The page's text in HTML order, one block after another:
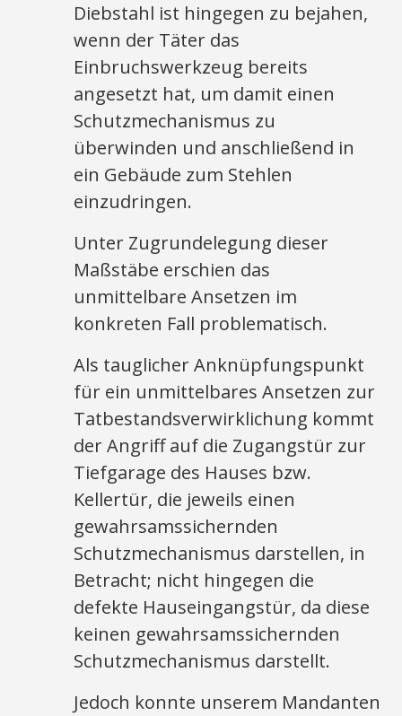
Diebstahl ist hingegen zu bejahen,
wenn der Täter das
Einbruchswerkzeug bereits
angesetzt hat, um damit einen
Schutzmechanismus zu
überwinden und anschließend in
ein Gebäude zum Stehlen
einzudringen.
Unter Zugrundelegung dieser
Maßstäbe erschien das
unmittelbare Ansetzen im
konkreten Fall problematisch.
Als tauglicher Anknüpfungspunkt
für ein unmittelbares Ansetzen zur
Tatbestandsverwirklichung kommt
der Angriff auf die Zugangstür zur
Tiefgarage des Hauses bzw.
Kellertür, die jeweils einen
gewahrsamssichernden
Schutzmechanismus darstellen, in
Betracht; nicht hingegen die
defekte Hauseingangstür, da diese
keinen gewahrsamssichernden
Schutzmechanismus darstellt.
Jedoch konnte unserem Mandanten